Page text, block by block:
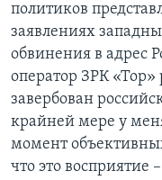
политиков
заявлениях
обвинения в адрес
оператор ЗРК «Тор»
завербован
крайней мере у
момент
что это восприятие